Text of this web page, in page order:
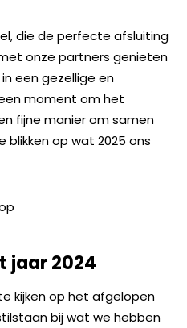
die de perfecte afsluiting
onze partners genieten
een gezellige en
moment om het
fijne manier om samen
blikken op wat 2025 ons
jaar 2024
kijken op het afgelopen
bij wat we hebben